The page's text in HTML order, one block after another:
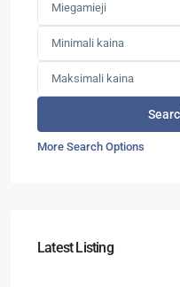
More Search Options
Latest Listing